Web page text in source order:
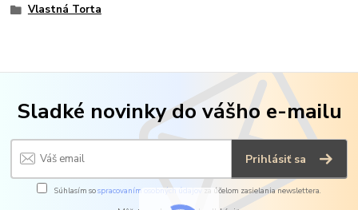
Vlastná Torta
Sladké novinky do vášho e-mailu
Prihlásiť sa
Súhlasím sospracovaním osobných údajov za účelom zasielania newslettera.